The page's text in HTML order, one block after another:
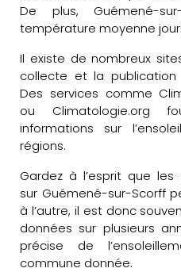
De plus, Guémené-
température moyenne
Il existe de nombreux
collecte et la publication
Des services comme
ou Climatologie.org
informations sur
régions.
Gardez à l’esprit que les
sur Guémené-sur-Scorff
à l’autre, il est donc
données sur plusieurs
précise de
commune donnée.